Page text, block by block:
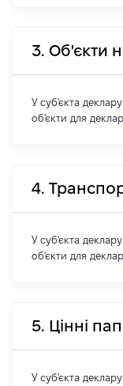
3. Об'єкти
У суб'єкта
об'єкти для
4.
У суб'єкта
об'єкти для
5. Цінні
У суб'єкта